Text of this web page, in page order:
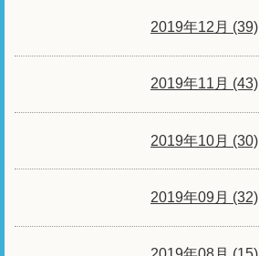
2019年12月 (39)
2019年11月 (43)
2019年10月 (30)
2019年09月 (32)